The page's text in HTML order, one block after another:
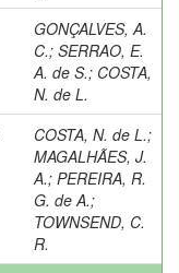
GONÇALVES, A.
C.; SERRAO, E.
A. de S.; COSTA,
N. de L.
COSTA, N. de L.;
MAGALHÃES, J.
A.; PEREIRA, R.
G. de A.;
TOWNSEND, C.
R.